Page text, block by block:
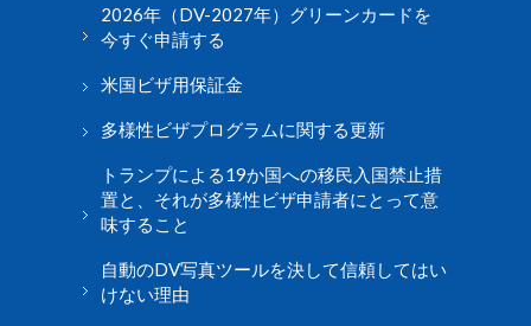
2026年（DV-2027年）グリーンカードを
今すぐ申請する
米国ビザ用保証金
多様性ビザプログラムに関する更新
トランプによる19か国への移民入国禁止措
置と、それが多様性ビザ申請者にとって意
味すること
自動のDV写真ツールを決して信頼してはい
けない理由